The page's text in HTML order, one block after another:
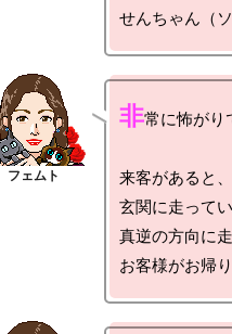
非常に怖がり
来客があると
玄関に走って
真逆の方向に